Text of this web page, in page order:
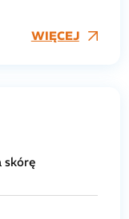
WIĘCEJ
skórę